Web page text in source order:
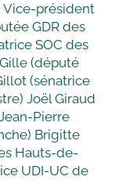
Vice-président
GDR des
SOC des
(député
(sénatrice
Joël Giraud
Pierre
Brigitte
Hauts-de-
UDI-UC de